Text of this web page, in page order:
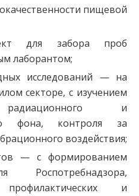
пищевой
для забора проб
лаборантом;
исследований — на
секторе, с изучением
радиационного и
фона, контроля за
воздействия;
— с формированием
Роспотребнадзора,
и